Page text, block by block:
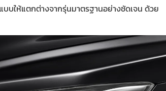
บบให้แตกต่างจากรุ่นมาตรฐานอย่างชัดเจน ด้วย